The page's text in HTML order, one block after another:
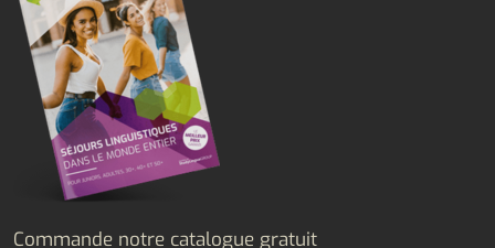
Commande notre catalogue gratuit